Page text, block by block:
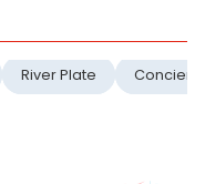
River Plate Concierto